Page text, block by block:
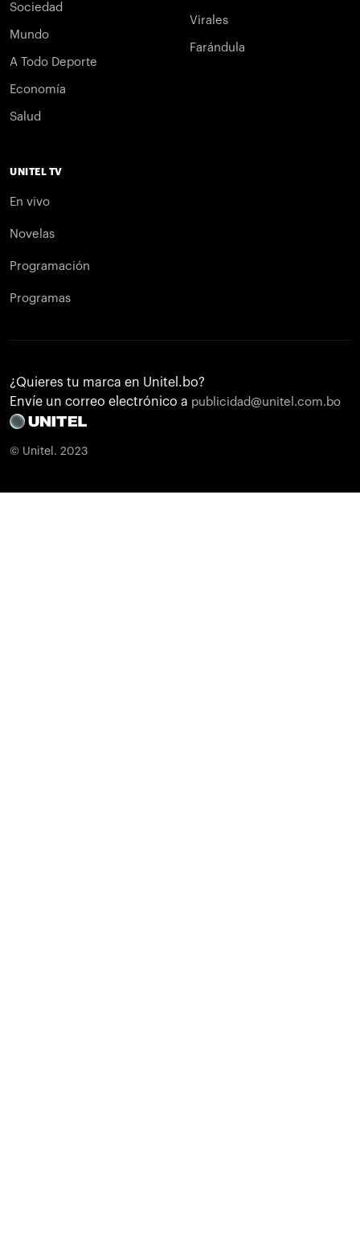
Sociedad
Mundo
A Todo Deporte
Economía
Salud
Virales
Farándula
UNITEL TV
En vivo
Novelas
Programación
Programas
¿Quieres tu marca en Unitel.bo?
Envíe un correo electrónico a publicidad@unitel.com.bo
© Unitel. 2023